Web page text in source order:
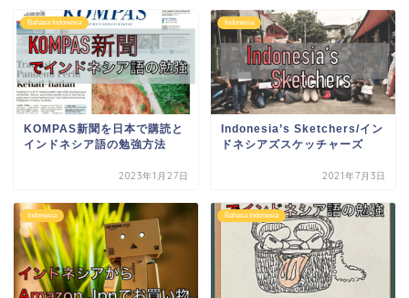
Bahasa Indonesia
KOMPAS新聞を日本で購読と
インドネシア語の勉強方法
2023年1月27日
Indonesia
Indonesia’s Sketchers/イン
ドネシアズスケッチャーズ
2021年7月3日
Indonesia Bahasa Indonesia